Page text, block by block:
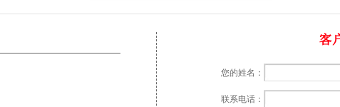
您的姓名：
联系电话：